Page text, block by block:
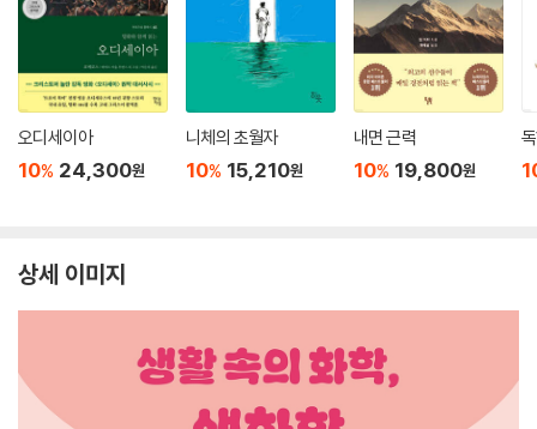
오디세이아
10% 24,300원
니체의 초월자
10% 15,210원
내면 근력
10% 19,800원
상세 이미지